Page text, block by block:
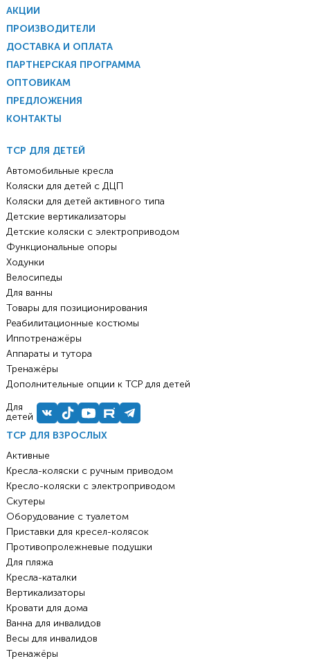
АКЦИИ
ПРОИЗВОДИТЕЛИ
ДОСТАВКА И ОПЛАТА
ПАРТНЕРСКАЯ ПРОГРАММА
ОПТОВИКАМ
ПРЕДЛОЖЕНИЯ
КОНТАКТЫ
ТСР ДЛЯ ВЗРОСЛЫХ
Активные
Кресла-коляски с ручным приводом
Кресло-коляски с электроприводом
Скутеры
Оборудование с туалетом
Приставки для кресел-колясок
Противопролежневые подушки
Для пляжа
Кресла-каталки
Вертикализаторы
Кровати для дома
Ванна для инвалидов
Весы для инвалидов
Тренажёры
ТСР ДЛЯ ДЕТЕЙ
Автомобильные кресла
Коляски для детей с ДЦП
Коляски для детей активного типа
Детские вертикализаторы
Детские коляски с электроприводом
Функциональные опоры
Ходунки
Велосипеды
Для ванны
Товары для позиционирования
Реабилитационные костюмы
Иппотренажёры
Аппараты и тутора
Тренажёры
Дополнительные опции к ТСР для детей
Для
детей